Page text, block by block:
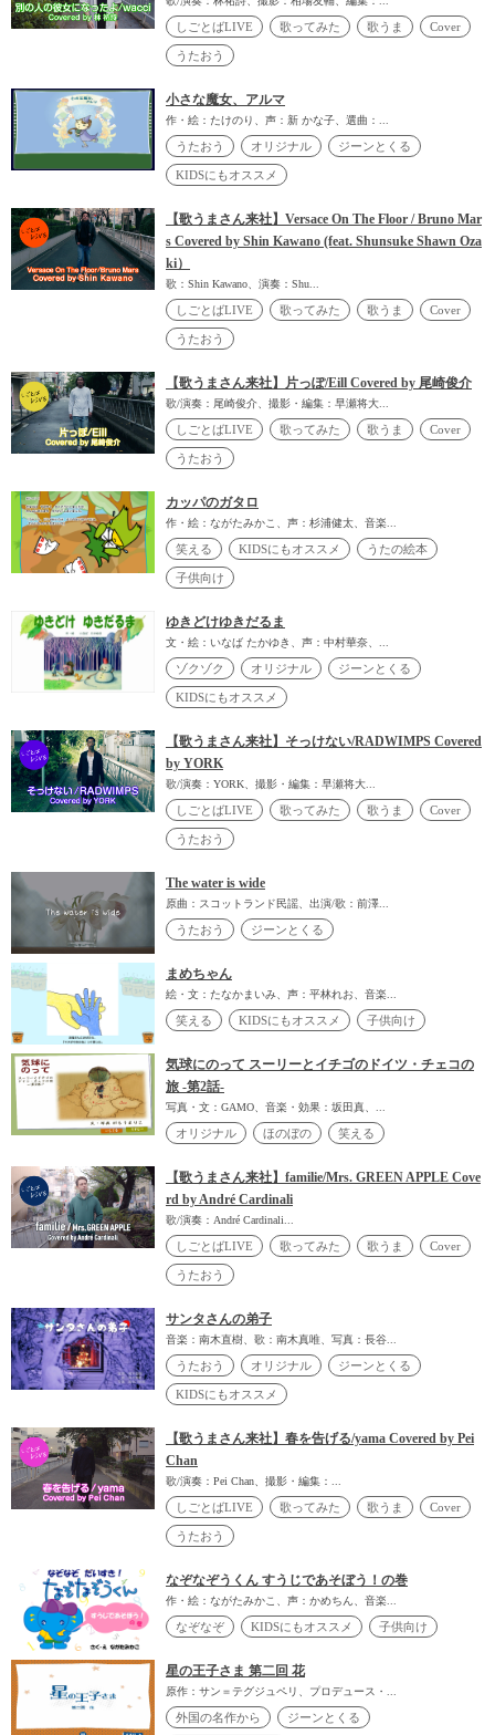
しごとばLIVE 歌ってみた 歌うま Cover
うたおう
小さな魔女、アルマ
作・絵：たけのり、声：新 かな子、選曲：...
うたおう オリジナル ジーンとくる
KIDSにもオススメ
【歌うまさん来社】Versace On The Floor / Bruno Mar
s Covered by Shin Kawano (feat. Shunsuke Shawn Oza
ki）
歌：Shin Kawano、演奏：Shu...
しごとばLIVE 歌ってみた 歌うま Cover
うたおう
【歌うまさん来社】片っぽ/Eill Covered by 尾崎俊介
歌/演奏：尾崎俊介、撮影・編集：早瀬将大...
しごとばLIVE 歌ってみた 歌うま Cover
うたおう
カッパのガタロ
作・絵：ながたみかこ、声：杉浦健太、音楽...
笑える KIDSにもオススメ うたの絵本
子供向け
ゆきどけゆきだるま
文・絵：いなば たかゆき、声：中村華奈、...
ゾクゾク オリジナル ジーンとくる
KIDSにもオススメ
【歌うまさん来社】そっけない/RADWIMPS Covered
by YORK
歌/演奏：YORK、撮影・編集：早瀬将大...
しごとばLIVE 歌ってみた 歌うま Cover
うたおう
The water is wide
原曲：スコットランド民謡、出演/歌：前澤...
うたおう ジーンとくる
まめちゃん
絵・文：たなかまいみ、声：平林れお、音楽...
笑える KIDSにもオススメ 子供向け
気球にのって スーリーとイチゴのドイツ・チェコの
旅 -第2話-
写真・文：GAMO、音楽・効果：坂田真、...
オリジナル ほのぼの 笑える
【歌うまさん来社】familie/Mrs. GREEN APPLE Cove
rd by André Cardinali
歌/演奏：André Cardinali...
しごとばLIVE 歌ってみた 歌うま Cover
うたおう
サンタさんの弟子
音楽：南木直樹、歌：南木真唯、写真：長谷...
うたおう オリジナル ジーンとくる
KIDSにもオススメ
【歌うまさん来社】春を告げる/yama Covered by Pei
Chan
歌/演奏：Pei Chan、撮影・編集：...
しごとばLIVE 歌ってみた 歌うま Cover
うたおう
なぞなぞうくん すうじであそぼう！の巻
作・絵：ながたみかこ、声：かめちん、音楽...
なぞなぞ KIDSにもオススメ 子供向け
星の王子さま 第二回 花
原作：サン＝テグジュペリ、プロデュース・...
外国の名作から ジーンとくる